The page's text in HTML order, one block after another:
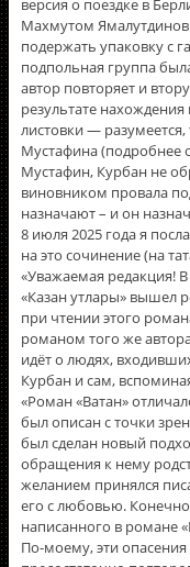
версия о поездке в
Махмутом
подержать упаковку с
подпольная группа
автор повторяет и
результате
листовки —
Мустафина (подробнее
Мустафин, Курбан не
виновником провала
назначают – и он
8 июля 2025 года я
на это сочинение (на
«Уважаемая редакция!
«Казан утлары» вышел
при чтении этого
романом того же
идёт о людях,
Курбан и сам,
«Роман «Ватан»
был описан с точки
был сделан новый
обращения к нему
желанием принялся
его с любовью.
написанного в романе
По-моему, эти